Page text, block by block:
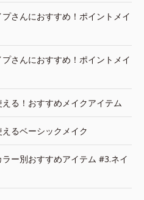
さんにおすすめ！ポイントメイ
さんにおすすめ！ポイントメイ
る！おすすめメイクアイテム
るベーシックメイク
ー別おすすめアイテム #3.ネイ